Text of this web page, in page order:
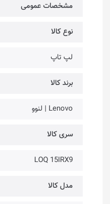
مشخصات عمومی
نوع کالا
لپ تاپ
برند کالا
Lenovo | لنوو
سری کالا
LOQ 15IRX9
مدل کالا